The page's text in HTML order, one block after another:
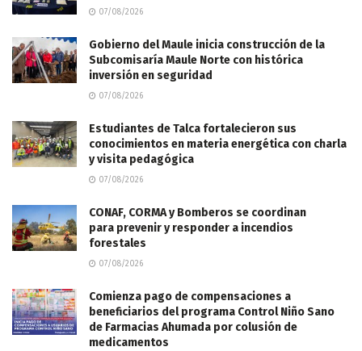
07/08/2026
Gobierno del Maule inicia construcción de la
Subcomisaría Maule Norte con histórica
inversión en seguridad
07/08/2026
Estudiantes de Talca fortalecieron sus
conocimientos en materia energética con charla
y visita pedagógica
07/08/2026
CONAF, CORMA y Bomberos se coordinan
para prevenir y responder a incendios
forestales
07/08/2026
Comienza pago de compensaciones a
beneficiarios del programa Control Niño Sano
de Farmacias Ahumada por colusión de
medicamentos